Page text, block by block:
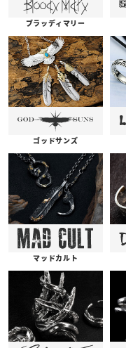
ブラッディマリー
ゴッドサンズ
マッドカルト